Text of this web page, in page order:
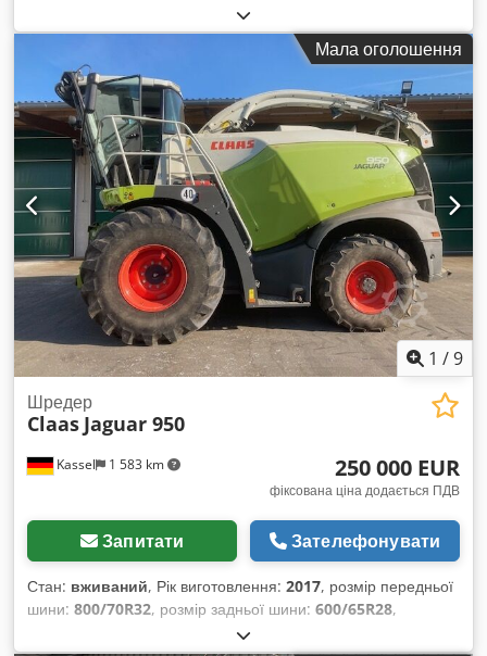
Мала оголошення
1 /9
Kassel 1 583 km
Шредер
Claas Jaguar 950
250 000 EUR
фіксована ціна додається ПДВ
Запитати Зателефонувати
Стан: вживаний, Рік виготовлення: 2017, розмір передньої
шини: 800/70R32, розмір задньої шини: 600/65R28,